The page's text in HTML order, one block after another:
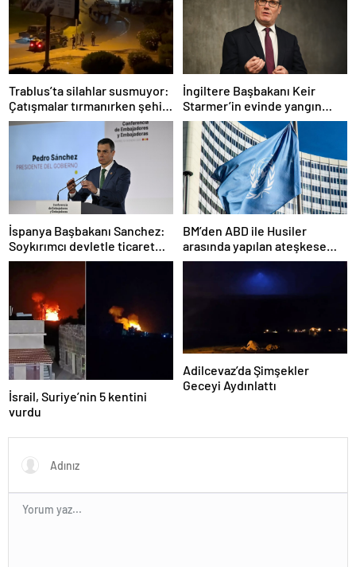
Trablus’ta silahlar susmuyor:
Çatışmalar tırmanırken şehir
alarmda
İngiltere Başbakanı Keir
Starmer’in evinde yangın
çıktı
İspanya Başbakanı Sanchez:
Soykırımcı devletle ticaret
yapmayız
BM’den ABD ile Husiler
arasında yapılan ateşkese
ilişkin değerlendirme
İsrail, Suriye’nin 5 kentini
vurdu
Adilcevaz’da Şimşekler
Geceyi Aydınlattı